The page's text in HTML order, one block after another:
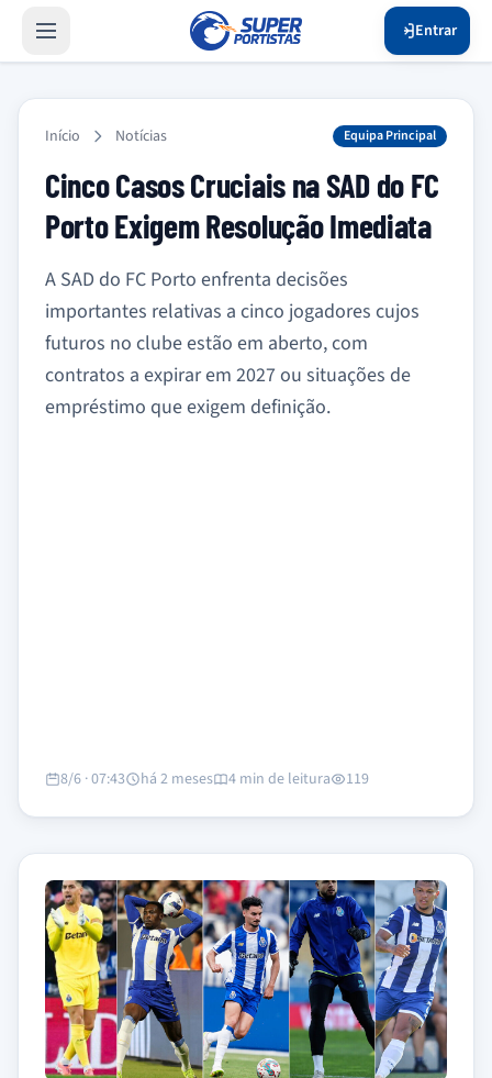
Entrar
Início Notícias Equipa Principal
Cinco Casos Cruciais na SAD do FC
Porto Exigem Resolução Imediata
A SAD do FC Porto enfrenta decisões
importantes relativas a cinco jogadores cujos
futuros no clube estão em aberto, com
contratos a expirar em 2027 ou situações de
empréstimo que exigem definição.
8/6 · 07:43 há 2 meses 4 min de leitura 119